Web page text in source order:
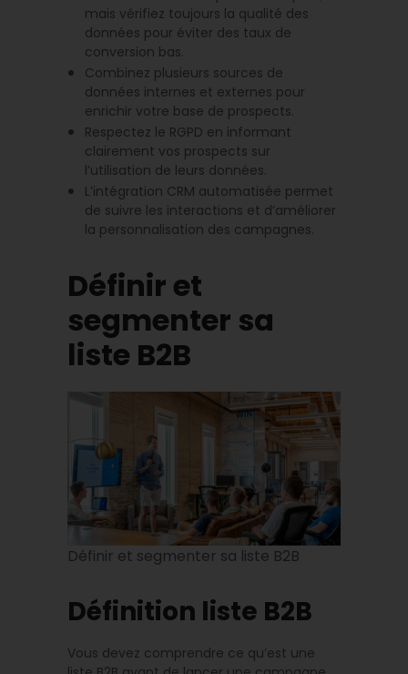
mais vérifiez toujours la qualité des
données pour éviter des taux de
conversion bas.
Combinez plusieurs sources de
données internes et externes pour
enrichir votre base de prospects.
Respectez le RGPD en informant
clairement vos prospects sur
l’utilisation de leurs données.
L’intégration CRM automatisée permet
de suivre les interactions et d’améliorer
la personnalisation des campagnes.
Définir et
segmenter sa
liste B2B
Définir et segmenter sa liste B2B
Définition liste B2B
Vous devez comprendre ce qu’est une